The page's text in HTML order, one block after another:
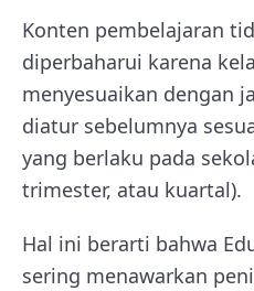
Konten pembelajaran
diperbaharui karena
menyesuaikan dengan
diatur sebelumnya
yang berlaku pada
trimester, atau kuartal).
Hal ini berarti bahwa
sering menawarkan